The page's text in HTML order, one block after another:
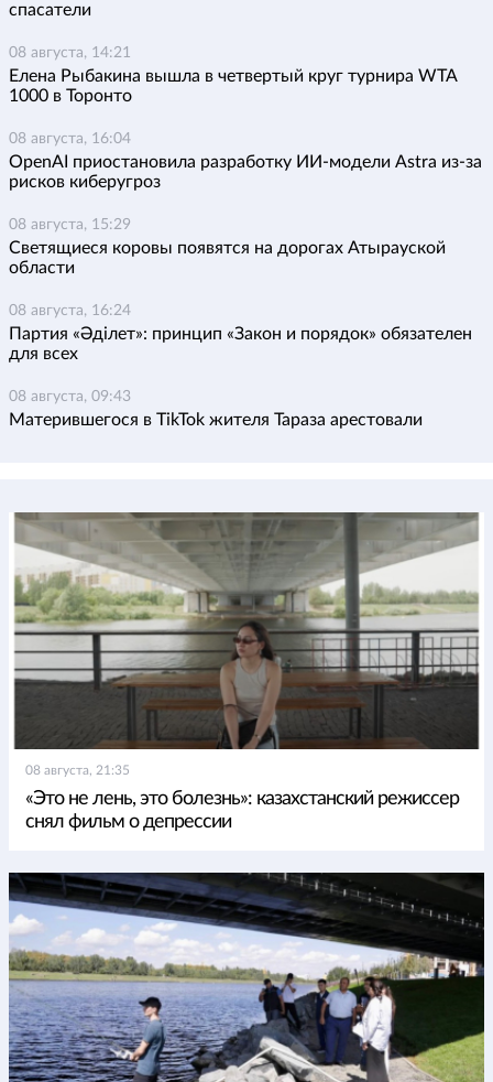
спасатели
08 августа, 14:21
Елена Рыбакина вышла в четвертый круг турнира WTA
1000 в Торонто
08 августа, 16:04
OpenAI приостановила разработку ИИ-модели Astra из-за
рисков киберугроз
08 августа, 15:29
Светящиеся коровы появятся на дорогах Атырауской
области
08 августа, 16:24
Партия «Әділет»: принцип «Закон и порядок» обязателен
для всех
08 августа, 09:43
Матерившегося в TikTok жителя Тараза арестовали
08 августа, 21:35
«Это не лень, это болезнь»: казахстанский режиссер
снял фильм о депрессии